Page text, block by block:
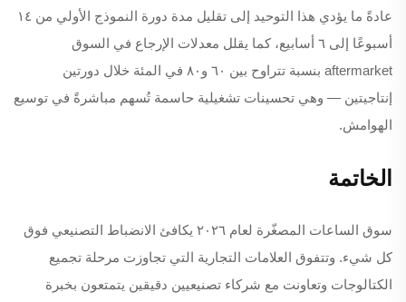
عادةً ما يؤدي هذا التوحيد إلى تقليل مدة دورة النموذج الأولي من ١٤
أسبوعًا إلى ٦ أسابيع، كما يقلل معدلات الإرجاع في السوق
aftermarket بنسبة تتراوح بين ٦٠ و٨٠ في المئة خلال دورتين
إنتاجيتين — وهي تحسينات تشغيلية حاسمة تُسهم مباشرةً في توسيع
الهوامش.
الخاتمة
سوق الساعات المصغّرة لعام ٢٠٢٦ يكافئ الانضباط التصنيعي فوق
كل شيء. وتتفوق العلامات التجارية التي تجاوزت مرحلة تجميع
الكتالوجات وتعاونت مع شركاء تصنيعيين دقيقين يتمتعون بخبرة